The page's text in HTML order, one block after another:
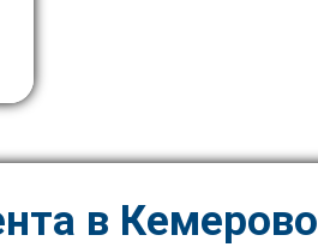
в Кемерово